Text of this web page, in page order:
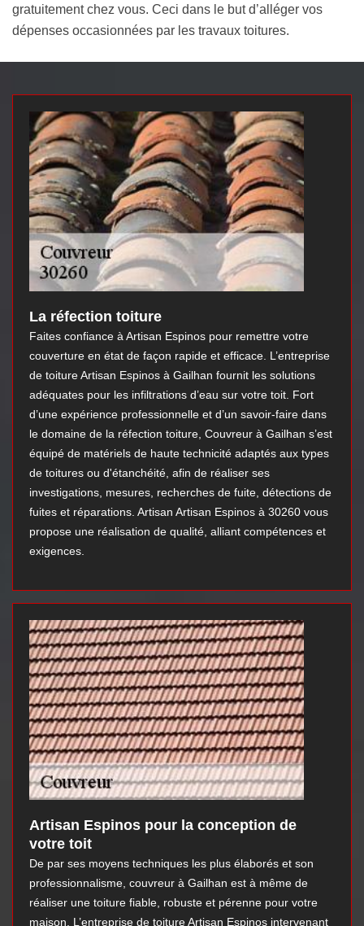
gratuitement chez vous. Ceci dans le but d’alléger vos
dépenses occasionnées par les travaux toitures.
La réfection toiture
Faites confiance à Artisan Espinos pour remettre votre
couverture en état de façon rapide et efficace. L’entreprise
de toiture Artisan Espinos à Gailhan fournit les solutions
adéquates pour les infiltrations d’eau sur votre toit. Fort
d’une expérience professionnelle et d’un savoir-faire dans
le domaine de la réfection toiture, Couvreur à Gailhan s’est
équipé de matériels de haute technicité adaptés aux types
de toitures ou d'étanchéité, afin de réaliser ses
investigations, mesures, recherches de fuite, détections de
fuites et réparations. Artisan Artisan Espinos à 30260 vous
propose une réalisation de qualité, alliant compétences et
exigences.
Artisan Espinos pour la conception de
votre toit
De par ses moyens techniques les plus élaborés et son
professionnalisme, couvreur à Gailhan est à même de
réaliser une toiture fiable, robuste et pérenne pour votre
maison. L’entreprise de toiture Artisan Espinos intervenant